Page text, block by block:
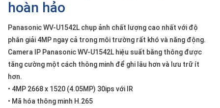
hoàn hảo
Panasonic WV-U1542L chụp ảnh chất lượng cao nhất với độ
phân giải 4MP ngay cả trong môi trường rất khó và năng động.
Camera IP Panasonic WV-U1542L hiệu suất băng thông được
tăng cường một cách thông minh để ghi lâu hơn và lưu trữ ít
hơn.
• 4MP 2668 x 1520 (4.05MP) 30ips với IR
• Mã hóa thông minh H.265
Tin
Liên
hệ
Giới
thiệu
NGÔN